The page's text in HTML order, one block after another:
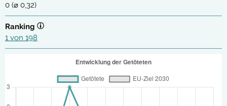
0 (⌀ 0,32)
Ranking
1 von 198